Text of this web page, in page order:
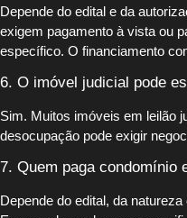
Depende do edital e da
exigem pagamento à vista ou
específico. O financiamento
6. O imóvel judicial pode
Sim. Muitos imóveis em leilão
desocupação pode exigir
7. Quem paga condomínio
Depende do edital, da